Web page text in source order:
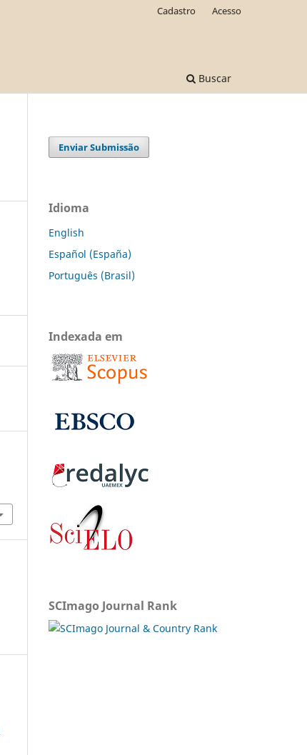
Buscar
Cadastro Acesso
Enviar Submissão
Idioma
English
Español (España)
Português (Brasil)
Indexada em
SCImago Journal Rank